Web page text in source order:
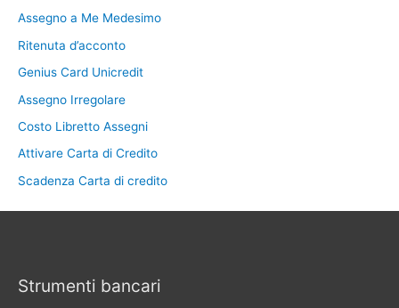
Assegno a Me Medesimo
Ritenuta d’acconto
Genius Card Unicredit
Assegno Irregolare
Costo Libretto Assegni
Attivare Carta di Credito
Scadenza Carta di credito
Strumenti bancari